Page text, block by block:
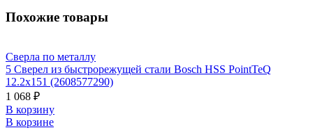
Похожие товары
Сверла по металлу
5 Сверел из быстрорежущей стали Bosch HSS PointTeQ
12.2х151 (2608577290)
1 068 ₽
В корзину
В корзине